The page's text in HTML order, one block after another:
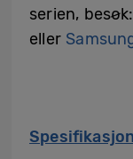
serien, besøk:
eller